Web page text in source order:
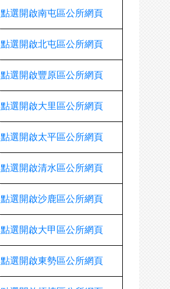
點選開啟南屯區公所網頁
點選開啟北屯區公所網頁
點選開啟豐原區公所網頁
點選開啟大里區公所網頁
點選開啟太平區公所網頁
點選開啟清水區公所網頁
點選開啟沙鹿區公所網頁
點選開啟大甲區公所網頁
點選開啟東勢區公所網頁